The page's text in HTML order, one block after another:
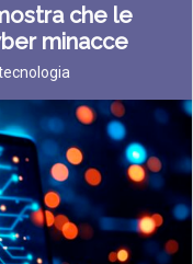
che le
minacce